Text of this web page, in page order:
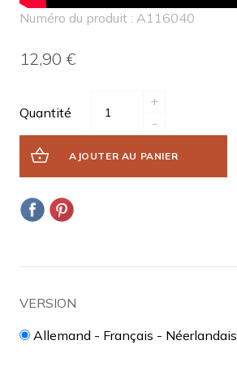
Numéro du produit : A116040
12,90 €
Quantité
+
-
AJOUTER AU PANIER
VERSION
Allemand - Français - Néerlandais